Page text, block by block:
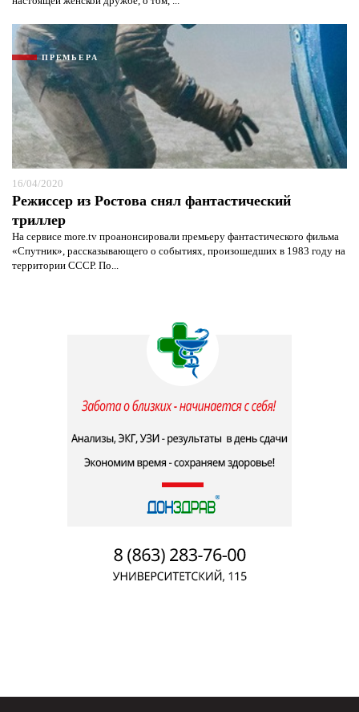
ПРЕМЬЕРА
16/04/2020
Режиссер из Ростова снял фантастический
триллер
На сервисе more.tv проанонсировали премьеру фантастического фильма
«Спутник», рассказывающего о событиях, произошедших в 1983 году на
территории СССР. По...